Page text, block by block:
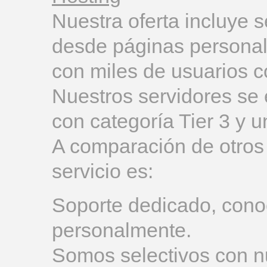
Nuestra oferta incluye
desde páginas
con miles de usuarios
Nuestros servidores
con categoría Tier 3 y
A comparación de
servicio es:
Soporte dedicado,
personalmente.
Somos selectivos con